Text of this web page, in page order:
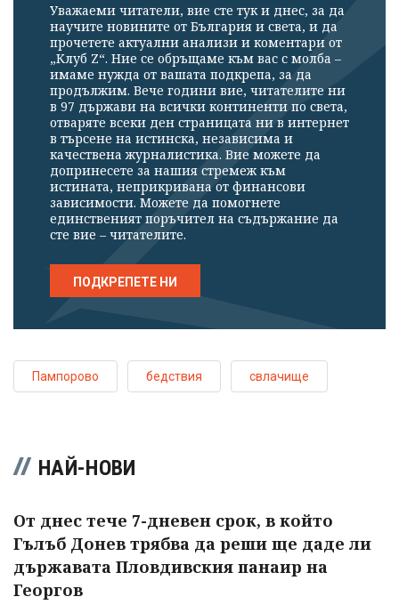
Уважаеми читатели, вие сте тук и днес, за да
научите новините от България и света, и да
прочетете актуални анализи и коментари от
„Клуб Z“. Ние се обръщаме към вас с молба –
имаме нужда от вашата подкрепа, за да
продължим. Вече години вие, читателите ни
в 97 държави на всички континенти по света,
отваряте всеки ден страницата ни в интернет
в търсене на истинска, независима и
качествена журналистика. Вие можете да
допринесете за нашия стремеж към
истината, неприкривана от финансови
зависимости. Можете да помогнете
единственият поръчител на съдържание да
сте вие – читателите.
ПОДКРЕПЕТЕ НИ
Пампорово бедствия свлачище
НАЙ-НОВИ
От днес тече 7-дневен срок, в който
Гълъб Донев трябва да реши ще даде ли
държавата Пловдивския панаир на
Георгов